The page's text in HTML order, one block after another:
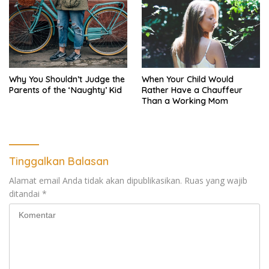
Why You Shouldn’t Judge the
Parents of the ‘Naughty’ Kid
When Your Child Would
Rather Have a Chauffeur
Than a Working Mom
Tinggalkan Balasan
Alamat email Anda tidak akan dipublikasikan. Ruas yang wajib
ditandai *